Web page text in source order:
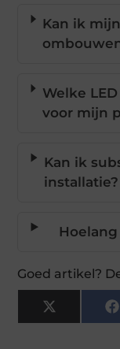
Kan ik
Welke
voor mijn
Kan ik
installatie?
Goed artikel?
X
(Twitter)